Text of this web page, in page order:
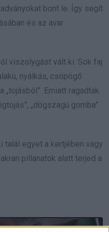
bont le. Így segít
és az avar
viszolygást vált ki. Sok faj
nyálkás, csöpögő
„tojásból”. Emiatt ragadtak
„dögszagú gomba”
talál egyet a kertjében vagy
pillanatok alatt terjed a